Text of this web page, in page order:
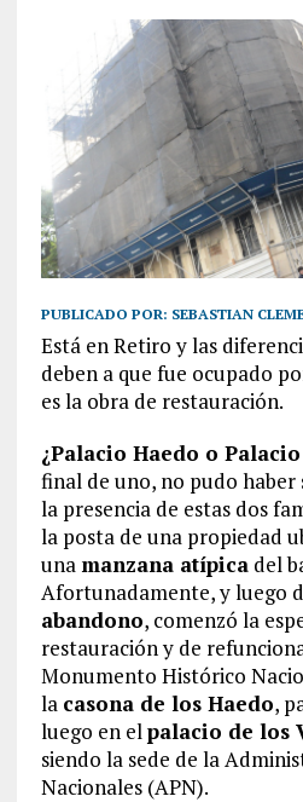
PUBLICADO POR: SEBASTIAN
Está en Retiro y las
deben a que fue ocupado
es la obra de restauración.
¿Palacio Haedo o
final de uno, no pudo haber
la presencia de estas dos
la posta de una propiedad
una manzana atípicadel
Afortunadamente, y luego
abandono, comenzó la
restauración y de
Monumento Histórico
la casona de los Haedo,
luego en elpalacio de
siendo la sede de la
Nacionales (APN).